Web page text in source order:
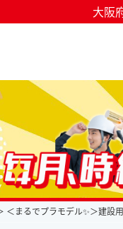
大阪
＜まるでプラモデル✨＞建設